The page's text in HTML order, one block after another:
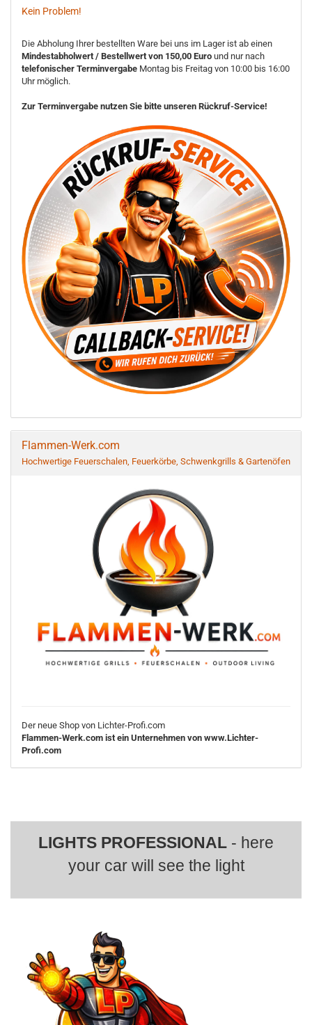
Kein Problem!
Die Abholung Ihrer bestellten Ware bei uns im Lager ist ab einen
Mindestabholwert / Bestellwert von 150,00 Euro und nur nach
telefonischer Terminvergabe Montag bis Freitag von 10:00 bis 16:00
Uhr möglich.
Zur Terminvergabe nutzen Sie bitte unseren Rückruf-Service!
Flammen-Werk.com
Hochwertige Feuerschalen, Feuerkörbe, Schwenkgrills & Gartenöfen
Der neue Shop von Lichter-Profi.com
Flammen-Werk.com ist ein Unternehmen von www.Lichter-
Profi.com
LIGHTS PROFESSIONAL - here
your car will see the light